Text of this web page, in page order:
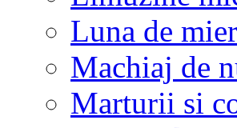
Luna de
Machiaj de
Marturii si